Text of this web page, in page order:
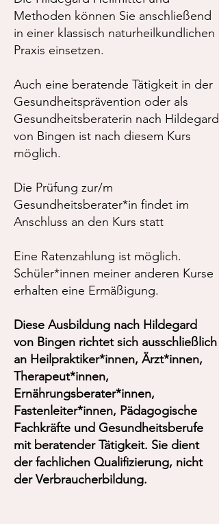
Methoden können Sie anschließend
in einer klassisch naturheilkundlichen
Praxis einsetzen.
Auch eine beratende Tätigkeit in der
Gesundheitsprävention oder als
Gesundheitsberaterin nach Hildegard
von Bingen ist nach diesem Kurs
möglich.
Die Prüfung zur/m
Gesundheitsberater*in findet im
Anschluss an den Kurs statt
Eine Ratenzahlung ist möglich.
Schüler*innen meiner anderen Kurse
erhalten eine Ermäßigung.
​Diese Ausbildung nach Hildegard
von Bingen richtet sich ausschließlich
an Heilpraktiker*innen, Ärzt*innen,
Therapeut*innen,
Ernährungsberater*innen,
Fastenleiter*innen, Pädagogische
Fachkräfte und Gesundheitsberufe
mit beratender Tätigkeit. Sie dient
der fachlichen Qualifizierung, nicht
der Verbraucherbildung.